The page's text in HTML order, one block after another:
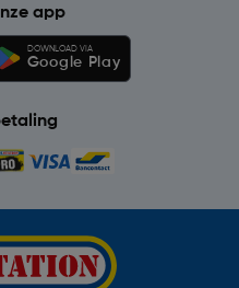
app
DOWNLOAD VIA
Google Play